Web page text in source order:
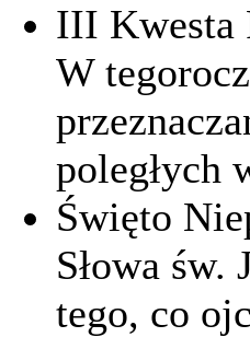
III Kwesta
W
poległych
Święto
Słowa św.
tego, co